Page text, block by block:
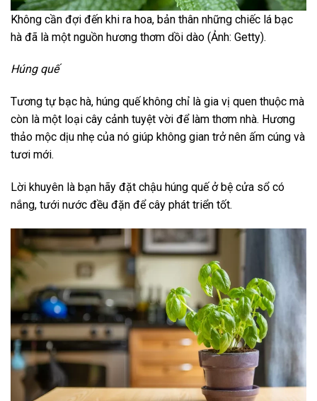
Không cần đợi đến khi ra hoa, bản thân những chiếc lá bạc
hà đã là một nguồn hương thơm dồi dào (Ảnh: Getty).
Húng quế
Tương tự bạc hà, húng quế không chỉ là gia vị quen thuộc mà
còn là một loại cây cảnh tuyệt vời để làm thơm nhà. Hương
thảo mộc dịu nhẹ của nó giúp không gian trở nên ấm cúng và
tươi mới.
Lời khuyên là bạn hãy đặt chậu húng quế ở bệ cửa sổ có
nắng, tưới nước đều đặn để cây phát triển tốt.